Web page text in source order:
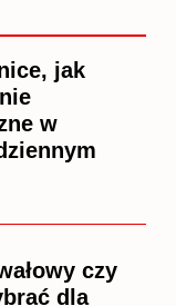
jak
w
czy
dla